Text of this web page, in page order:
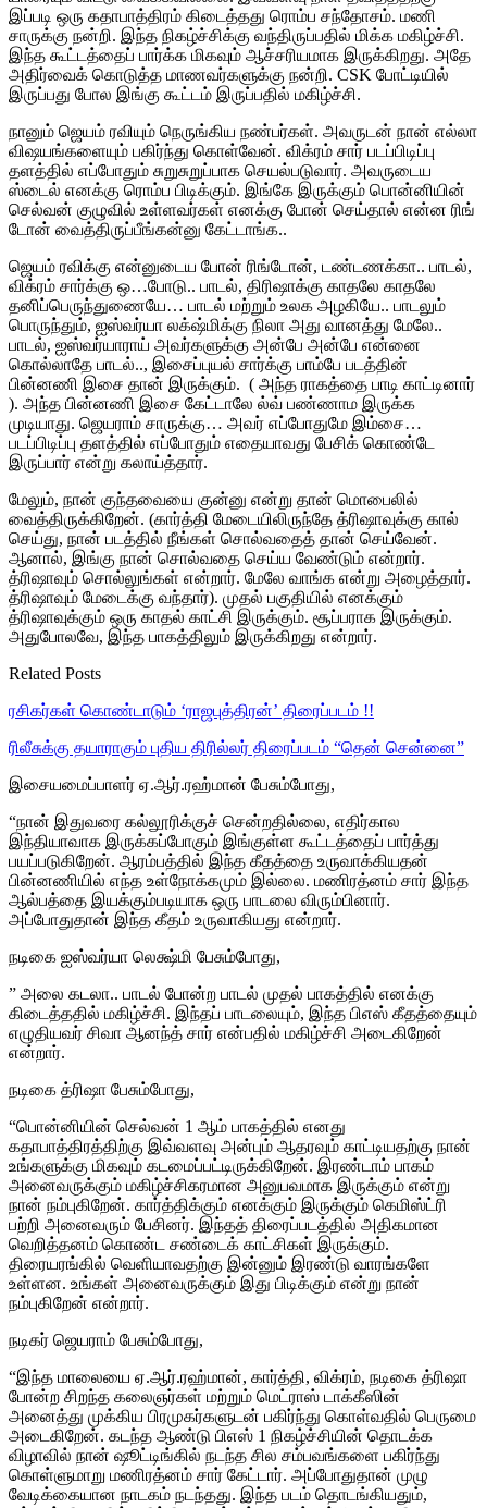
இப்படி ஒரு கதாபாத்திரம் கிடைத்தது ரொம்ப சந்தோசம். மணி
சாருக்கு நன்றி. இந்த நிகழ்ச்சிக்கு வந்திருப்பதில் மிக்க மகிழ்ச்சி.
இந்த கூட்டத்தைப் பார்க்க மிகவும் ஆச்சரியமாக இருக்கிறது. அதே
அதிர்வைக் கொடுத்த மாணவர்களுக்கு நன்றி. CSK போட்டியில்
இருப்பது போல இங்கு கூட்டம் இருப்பதில் மகிழ்ச்சி.
நானும் ஜெயம் ரவியும் நெருங்கிய நண்பர்கள். அவருடன் நான் எல்லா
விஷயங்களையும் பகிர்ந்து கொள்வேன். விக்ரம் சார் படப்பிடிப்பு
தளத்தில் எப்போதும் சுறுசுறுப்பாக செயல்படுவார். அவருடைய
ஸ்டைல் எனக்கு ரொம்ப பிடிக்கும். இங்கே இருக்கும் பொன்னியின்
செல்வன் குழுவில் உள்ளவர்கள் எனக்கு போன் செய்தால் என்ன ரிங்
டோன் வைத்திருப்பீங்கன்னு கேட்டாங்க..
ஜெயம் ரவிக்கு என்னுடைய போன் ரிங்டோன், டண்டணக்கா.. பாடல்,
விக்ரம் சார்க்கு ஒ…போடு.. பாடல், திரிஷாக்கு காதலே காதலே
தனிப்பெருந்துணையே… பாடல் மற்றும் உலக அழகியே.. பாடலும்
பொருந்தும், ஐஸ்வர்யா லக்‌ஷ்மிக்கு நிலா அது வானத்து மேலே..
பாடல், ஐஸ்வர்யாராய் அவர்களுக்கு அன்பே அன்பே என்னை
கொல்லாதே பாடல்.., இசைப்புயல் சார்க்கு பாம்பே படத்தின்
பின்னணி இசை தான் இருக்கும். ( அந்த ராகத்தை பாடி காட்டினார்
). அந்த பின்னணி இசை கேட்டாலே ல்வ் பண்ணாம இருக்க
முடியாது. ஜெயராம் சாருக்கு… அவர் எப்போதுமே இம்சை…
படப்பிடிப்பு தளத்தில் எப்போதும் எதையாவது பேசிக் கொண்டே
இருப்பார் என்று கலாய்த்தார்.
மேலும், நான் குந்தவையை குன்னு என்று தான் மொபைலில்
வைத்திருக்கிறேன். (கார்த்தி மேடையிலிருந்தே த்ரிஷாவுக்கு கால்
செய்து, நான் படத்தில் நீங்கள் சொல்வதைத் தான் செய்வேன்.
ஆனால், இங்கு நான் சொல்வதை செய்ய வேண்டும் என்றார்.
த்ரிஷாவும் சொல்லுங்கள் என்றார். மேலே வாங்க என்று அழைத்தார்.
த்ரிஷாவும் மேடைக்கு வந்தார்). முதல் பகுதியில் எனக்கும்
த்ரிஷாவுக்கும் ஒரு காதல் காட்சி இருக்கும். சூப்பராக இருக்கும்.
அதுபோலவே, இந்த பாகத்திலும் இருக்கிறது என்றார்.
Related Posts
ரசிகர்கள் கொண்டாடும் ‘ராஜபுத்திரன்’ திரைப்படம் !!
ரிலீசுக்கு தயாராகும் புதிய திரில்லர் திரைப்படம் “தென் சென்னை”
இசையமைப்பாளர் ஏ.ஆர்.ரஹ்மான் பேசும்போது,
“நான் இதுவரை கல்லூரிக்குச் சென்றதில்லை, எதிர்கால
இந்தியாவாக இருக்கப்போகும் இங்குள்ள கூட்டத்தைப் பார்த்து
பயப்படுகிறேன். ஆரம்பத்தில் இந்த கீதத்தை உருவாக்கியதன்
பின்னணியில் எந்த உள்நோக்கமும் இல்லை. மணிரத்னம் சார் இந்த
ஆல்பத்தை இயக்கும்படியாக ஒரு பாடலை விரும்பினார்.
அப்போதுதான் இந்த கீதம் உருவாகியது என்றார்.
நடிகை ஐஸ்வர்யா லெக்ஷ்மி பேசும்போது,
” அலை கடலா.. பாடல் போன்ற பாடல் முதல் பாகத்தில் எனக்கு
கிடைத்ததில் மகிழ்ச்சி. இந்தப் பாடலையும், இந்த பிஎஸ் கீதத்தையும்
எழுதியவர் சிவா ஆனந்த் சார் என்பதில் மகிழ்ச்சி அடைகிறேன்
என்றார்.
நடிகை த்ரிஷா பேசும்போது,
“பொன்னியின் செல்வன் 1 ஆம் பாகத்தில் எனது
கதாபாத்திரத்திற்கு இவ்வளவு அன்பும் ஆதரவும் காட்டியதற்கு நான்
உங்களுக்கு மிகவும் கடமைப்பட்டிருக்கிறேன். இரண்டாம் பாகம்
அனைவருக்கும் மகிழ்ச்சிகரமான அனுபவமாக இருக்கும் என்று
நான் நம்புகிறேன். கார்த்திக்கும் எனக்கும் இருக்கும் கெமிஸ்ட்ரி
பற்றி அனைவரும் பேசினர். இந்தத் திரைப்படத்தில் அதிகமான
வெறித்தனம் கொண்ட சண்டைக் காட்சிகள் இருக்கும்.
திரையரங்கில் வெளியாவதற்கு இன்னும் இரண்டு வாரங்களே
உள்ளன. உங்கள் அனைவருக்கும் இது பிடிக்கும் என்று நான்
நம்புகிறேன் என்றார்.
நடிகர் ஜெயராம் பேசும்போது,
“இந்த மாலையை ஏ.ஆர்.ரஹ்மான், கார்த்தி, விக்ரம், நடிகை த்ரிஷா
போன்ற சிறந்த கலைஞர்கள் மற்றும் மெட்ராஸ் டாக்கீஸின்
அனைத்து முக்கிய பிரமுகர்களுடன் பகிர்ந்து கொள்வதில் பெருமை
அடைகிறேன். கடந்த ஆண்டு பிஎஸ் 1 நிகழ்ச்சியின் தொடக்க
விழாவில் நான் ஷூட்டிங்கில் நடந்த சில சம்பவங்களை பகிர்ந்து
கொள்ளுமாறு மணிரத்னம் சார் கேட்டார். அப்போதுதான் முழு
வேடிக்கையான நாடகம் நடந்தது. இந்த படம் தொடங்கியதும்,